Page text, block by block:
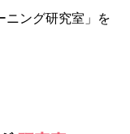
ニング研究室」を